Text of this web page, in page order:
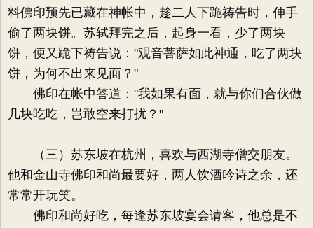
料佛印预先已藏在神帐中，趁二人下跪祷告时，伸手
偷了两块饼。苏轼拜完之后，起身一看，少了两块
饼，便又跪下祷告说："观音菩萨如此神通，吃了两块
饼，为何不出来见面？"
佛印在帐中答道："我如果有面，就与你们合伙做
几块吃吃，岂敢空来打扰？"
（三）苏东坡在杭州，喜欢与西湖寺僧交朋友。
他和金山寺佛印和尚最要好，两人饮酒吟诗之余，还
常常开玩笑。
佛印和尚好吃，每逢苏东坡宴会请客，他总是不